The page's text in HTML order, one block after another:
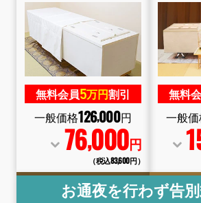
無料会員5万円割引
一般価格126,000円
76,000円
（税込83,600円）
無料
一般価
お通夜を行わず告